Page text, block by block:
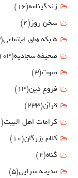
زندگینامه(16)
سخن روز(4)
شبکه های اجتماعی(3)
صحیفه سجادیه(103)
صوت(3)
فروع دين(13)
قرآن(233)
كرامات اهل البيت(1)
کلام بزرگان(10)
گناه(2)
مدیحه سرایی(5)